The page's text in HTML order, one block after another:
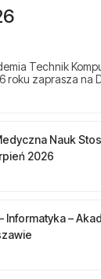
Technik
roku zaprasza na
Nauk
2026
Informatyka –